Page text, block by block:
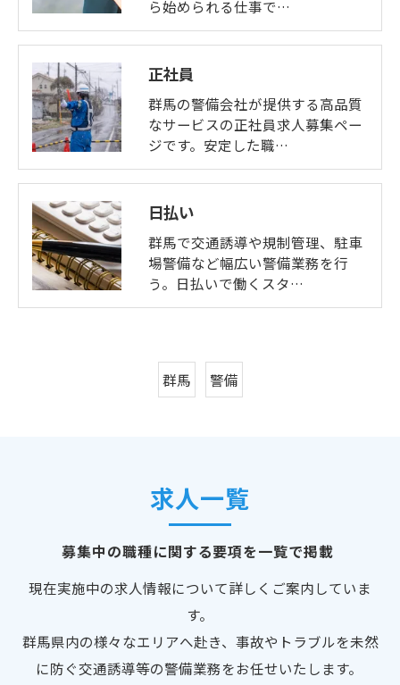
ら始められる仕事で…
正社員
群馬の警備会社が提供する高品質
なサービスの正社員求人募集ペー
ジです。安定した職…
日払い
群馬で交通誘導や規制管理、駐車
場警備など幅広い警備業務を行
う。日払いで働くスタ…
群馬 警備
募集中の職種に関する要項を一覧で掲載
求人一覧
現在実施中の求人情報について詳しくご案内していま
す。
群馬県内の様々なエリアへ赴き、事故やトラブルを未然
に防ぐ交通誘導等の警備業務をお任せいたします。